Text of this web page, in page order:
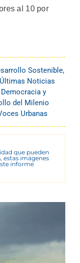
al 10 por
Sostenible,
Últimas Noticias
Democracia y
del Milenio
Urbanas
que pueden
estas imágenes
informe